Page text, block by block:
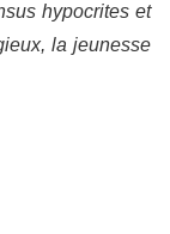
hypocrites et
la jeunesse